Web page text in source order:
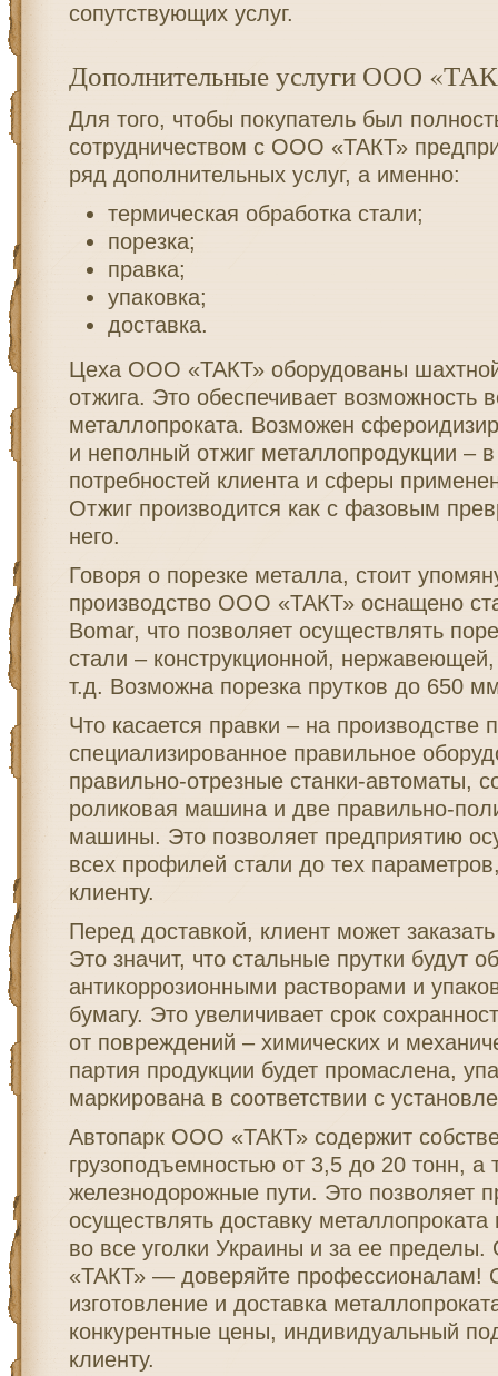
сопутствующих услуг.
Дополнительные услуги ООО
Для того, чтобы покупатель был
сотрудничеством с ООО «ТАКТ»
ряд дополнительных услуг, а именно:
термическая обработка стали;
порезка;
правка;
упаковка;
доставка.
Цеха ООО «ТАКТ» оборудованы
отжига. Это обеспечивает возможность
металлопроката. Возможен
и неполный отжиг металлопродукции –
потребностей клиента и сферы
Отжиг производится как с фазовым
него.
Говоря о порезке металла, стоит
производство ООО «ТАКТ» оснащено
Bomar, что позволяет осуществлять
стали – конструкционной,
т.д. Возможна порезка прутков до 650
Что касается правки – на производстве
специализированное правильное
правильно-отрезные станки-автоматы,
роликовая машина и две правильно-
машины. Это позволяет предприятию
всех профилей стали до тех
клиенту.
Перед доставкой, клиент может заказать
Это значит, что стальные прутки будут
антикоррозионными растворами и
бумагу. Это увеличивает срок
от повреждений – химических и
партия продукции будет промаслена,
маркирована в соответствии с
Автопарк ООО «ТАКТ» содержит
грузоподъемностью от 3,5 до 20 тонн, а
железнодорожные пути. Это позволяет
осуществлять доставку
во все уголки Украины и за ее
«ТАКТ» — доверяйте профессионалам!
изготовление и доставка
конкурентные цены, индивидуальный
клиенту.